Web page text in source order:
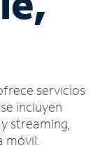
servicios
incluyen
streaming,